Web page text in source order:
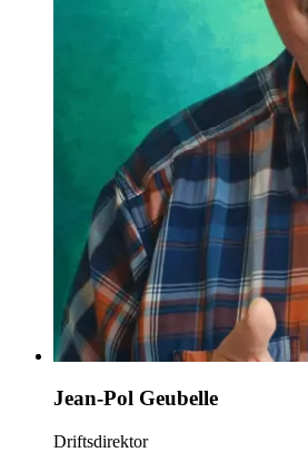
Jean-Pol Geubelle
Driftsdirektor